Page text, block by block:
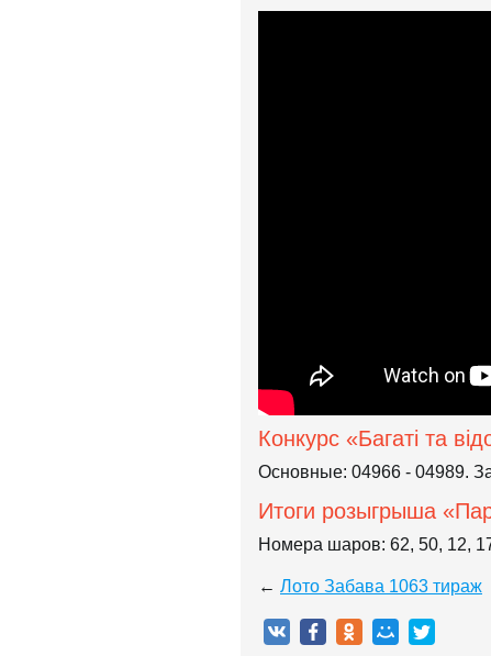
Конкурс «Багаті та
Основные: 04966 - 04989.
Итоги розыгрыша
Номера шаров: 62, 50, 12,
← Лото Забава 1063 тираж